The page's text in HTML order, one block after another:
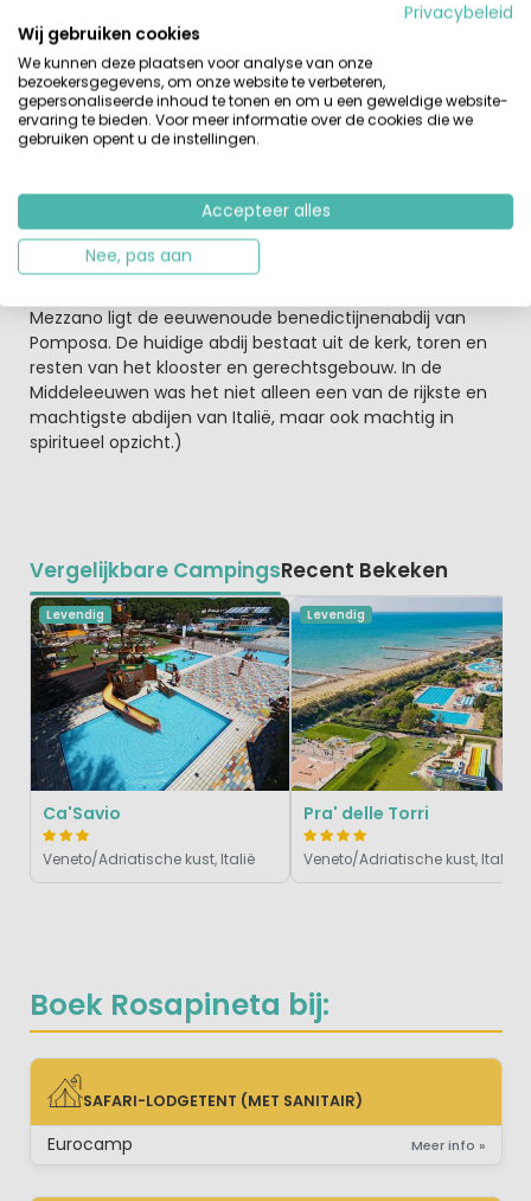
Boek Rosapineta bij:
SAFARI-LODGETENT (MET SANITAIR)
SAFARI-LODGETENT (MET SANITAIR)
Eurocamp Meer info »
Camping Rosapineta Sud ligt middenin de groene Po-
delta, een gebied dat ook op de fiets te ontdekken is. Je
kunt eventueel fietsen huren op de camping. In de
directe omgeving liggen diverse steden en stadjes die
een bezoek zeker waard zijn. Denk hierbij aan Rovigo
wat uiterlijk betreft lijkt het op Venetië), Venetië, Verona
(bezoek de opera), Treviso( stadwallen uit de 15e eeuw),
Padua (historisch rijke stad) en Pomposa. Abdij van
Pomposa: In het hart van de Podelta, tussen het
Mezzano ligt de eeuwenoude benedictijnenabdij van
Pomposa. De huidige abdij bestaat uit de kerk, toren en
resten van het klooster en gerechtsgebouw. In de
Middeleeuwen was het niet alleen een van de rijkste en
machtigste abdijen van Italië, maar ook machtig in
spiritueel opzicht.)
Vergelijkbare CampingsRecent Bekeken
Levendig
Ca'Savio
Veneto/Adriatische kust, Italië
Levendig
Pra' delle Torri
Veneto/Adriatische kust, Italië
Privacybeleid
Wij gebruiken cookies
We kunnen deze plaatsen voor analyse van onze
bezoekersgegevens, om onze website te verbeteren,
gepersonaliseerde inhoud te tonen en om u een geweldige website-
ervaring te bieden. Voor meer informatie over de cookies die we
gebruiken opent u de instellingen.
Accepteer alles
Nee, pas aan